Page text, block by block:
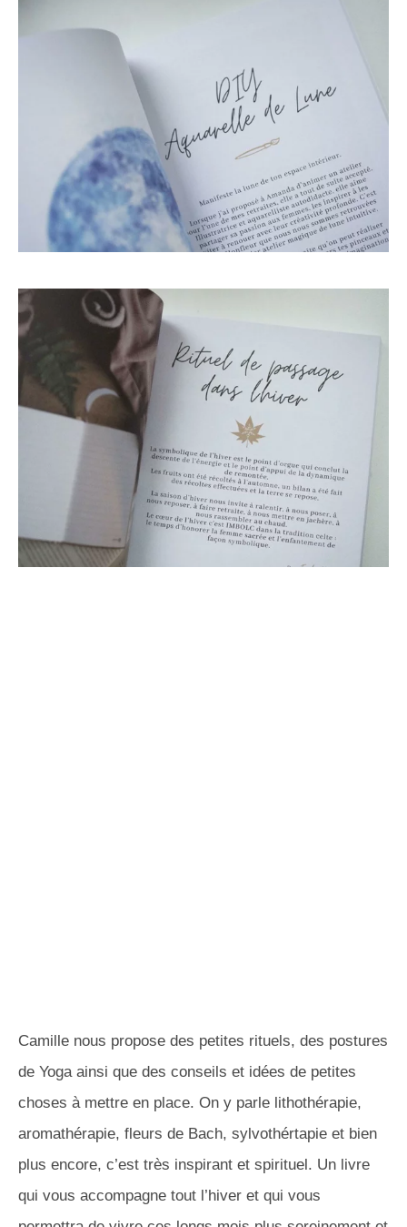
Camille nous propose des petites rituels, des postures
de Yoga ainsi que des conseils et idées de petites
choses à mettre en place. On y parle lithothérapie,
aromathérapie, fleurs de Bach, sylvothértapie et bien
plus encore, c’est très inspirant et spirituel. Un livre
qui vous accompagne tout l’hiver et qui vous